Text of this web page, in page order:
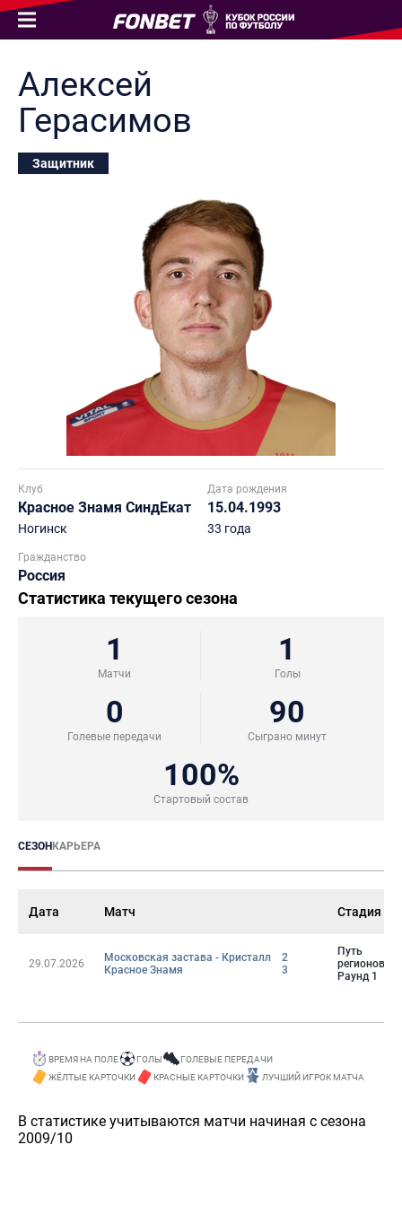
Алексей
Герасимов
Защитник
Клуб
Красное Знамя СиндЕкат
Ногинск
Дата рождения
15.04.1993
33 года
Гражданство
Россия
Статистика текущего сезона
1
Матчи
1
Голы
0
Голевые передачи
90
Сыграно минут
100%
Стартовый состав
СЕЗОНКАРЬЕРА
Дата Матч Стадия
29.07.2026
Московская застава - Кристалл
Красное Знамя
2
3
Путь
регионов.
Раунд 1
ВРЕМЯ НА ПОЛЕ ГОЛЫ
ГОЛЕВЫЕ ПЕРЕДАЧИ
ЖЁЛТЫЕ КАРТОЧКИ
КРАСНЫЕ КАРТОЧКИ ЛУЧШИЙ ИГРОК МАТЧА
В статистике учитываются матчи начиная с сезона
2009/10